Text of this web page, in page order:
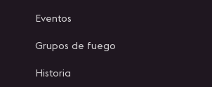
Eventos
Grupos de fuego
Historia